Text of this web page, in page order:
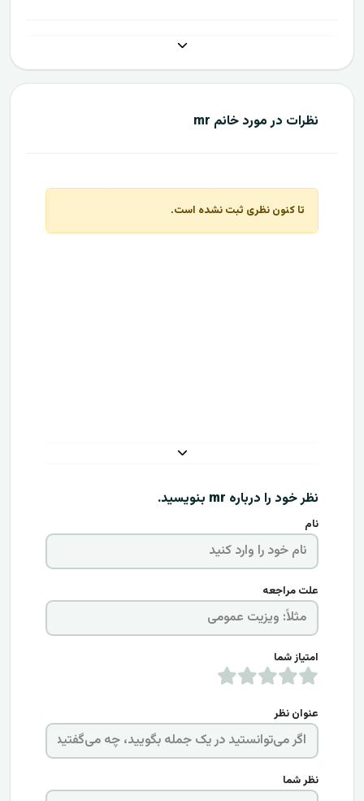
نظرات در مورد خانم mr
تا کنون نظری ثبت نشده است.
نظر خود را درباره mr بنویسید.
نام
علت مراجعه
امتیاز شما
عنوان نظر
نظر شما